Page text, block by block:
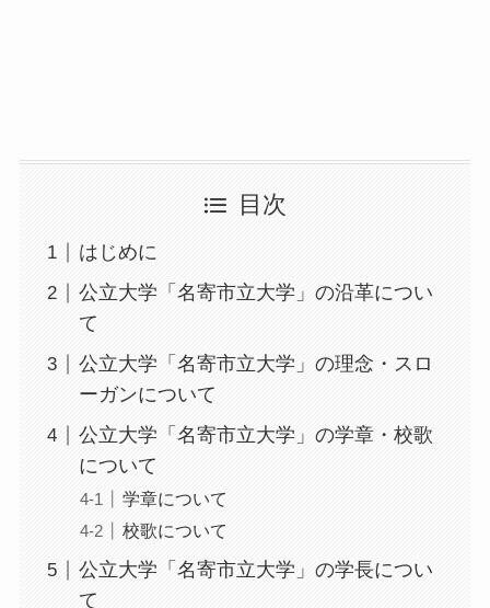
目次
はじめに
公立大学「名寄市立大学」の沿革につい
て
公立大学「名寄市立大学」の理念・スロ
ーガンについて
公立大学「名寄市立大学」の学章・校歌
について
学章について
校歌について
公立大学「名寄市立大学」の学長につい
て